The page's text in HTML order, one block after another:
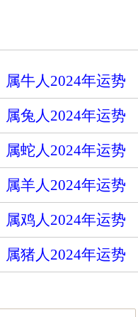
属牛人2024年运势
属兔人2024年运势
属蛇人2024年运势
属羊人2024年运势
属鸡人2024年运势
属猪人2024年运势